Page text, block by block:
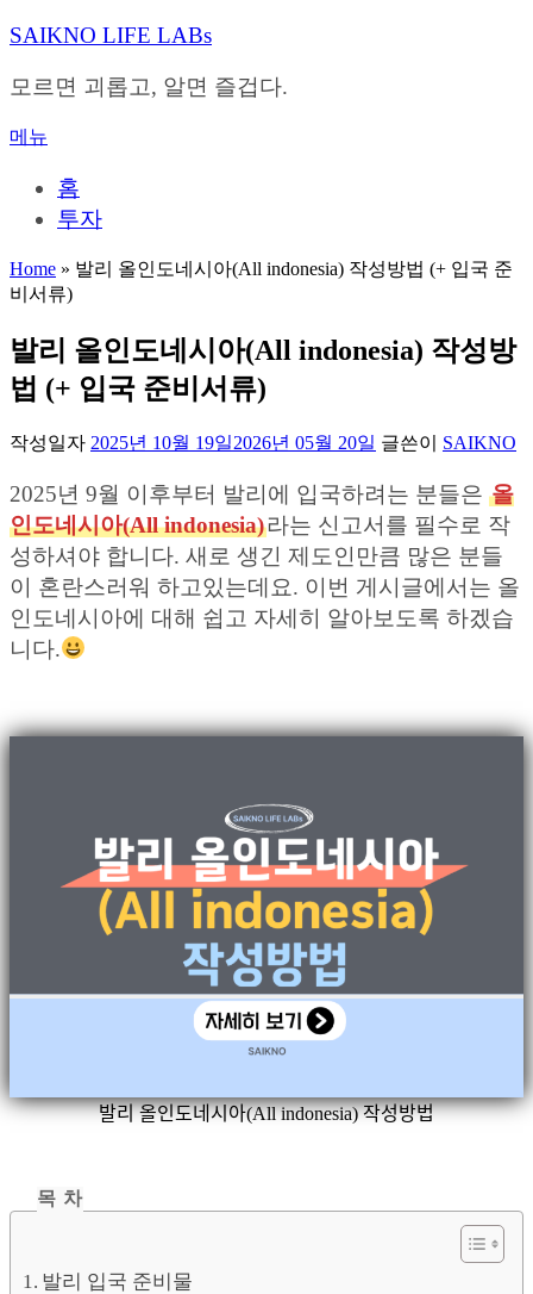
내
으
바
SAIKNO LIFE LABs
모르면 괴롭고, 알면 즐겁다.
메뉴
홈
투자
Home » 발리 올인도네시아(All indonesia) 작성방법 (+ 입국 준
비서류)
발리 올인도네시아(All indonesia) 작성방
법 (+ 입국 준비서류)
작성일자 2025년 10월 19일2026년 05월 20일 글쓴이 SAIKNO
2025년 9월 이후부터 발리에 입국하려는 분들은 올
인도네시아(All indonesia)라는 신고서를 필수로 작
성하셔야 합니다. 새로 생긴 제도인만큼 많은 분들
이 혼란스러워 하고있는데요. 이번 게시글에서는 올
인도네시아에 대해 쉽고 자세히 알아보도록 하겠습
니다.
발리 올인도네시아(All indonesia) 작성방법
목 차
발리 입국 준비물